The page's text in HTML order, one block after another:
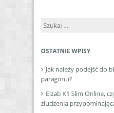
Szukaj:
OSTATNIE WPISY
Jak należy podejść do
paragonu?
Elzab K1 Slim Online,
złudzenia